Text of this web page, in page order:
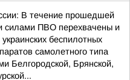
В течение прошедшей
силами ПВО перехвачены и
беспилотных
самолетного типа
Белгородской, Брянской,